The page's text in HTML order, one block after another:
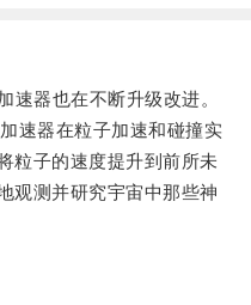
器也在不断升级改进。
器在粒子加速和碰撞实
粒子的速度提升到前所未
观测并研究宇宙中那些神